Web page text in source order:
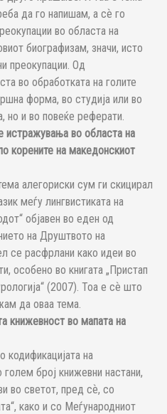
да го напишам, а сѐ го
во областа на
биографизам, значи, исто
преокупации. Од
во обработката на голите
форма, во студија или во
но и во повеќе реферати.
истражувања во областа на
корените на македонскиот
алегориски сум ги скицирал
меѓу лингвистиката на
објавен во еден од
на Друштвото на
се расфрлани како идеи во
особено во книгата „Пристап
(2007). Тоа е сѐ што
да оваа тема.
книжевност во мапата на
кодификацијата на
број книжевни настани,
во светот, пред сѐ, со
како и со Меѓународниот